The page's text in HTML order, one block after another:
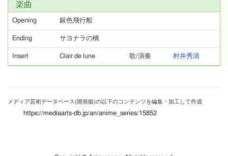
楽曲
Opening 銀色飛行船
Ending サヨナラの橋
Insert Clair de lune 歌/演奏 村井秀清
メディア芸術データベース(開発版)の以下のコンテンツを編集・加工して作成
https://mediaarts-db.jp/an/anime_series/15852